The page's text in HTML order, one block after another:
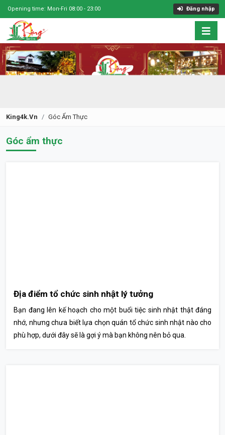
Opening time: Mon-Fri 08:00 - 23:00 Đăng nhập
King4k.vn Góc Ẩm Thực
Góc ẩm thực
Địa điểm tổ chức sinh nhật lý tưởng
Bạn đang lên kế hoạch cho một buổi tiệc sinh nhật thật đáng
nhớ, nhưng chưa biết lựa chọn quán tổ chức sinh nhật nào cho
phù hợp, dưới đây sẽ là gợi ý mà bạn không nên bỏ qua.